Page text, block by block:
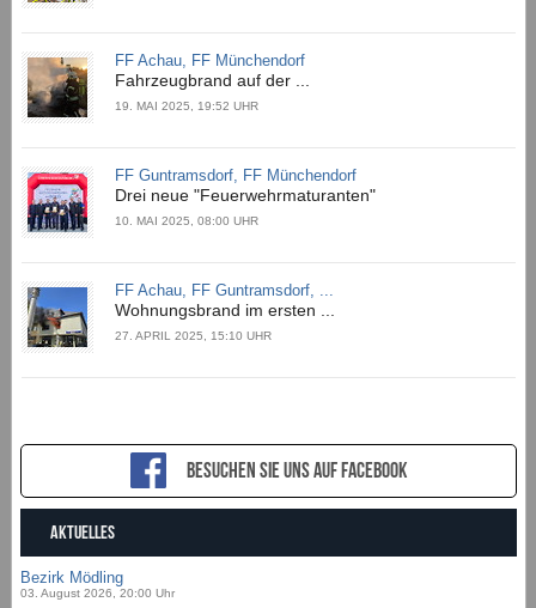
FF Achau, FF Münchendorf
Fahrzeugbrand auf der ...
19. MAI 2025, 19:52 UHR
FF Guntramsdorf, FF Münchendorf
Drei neue "Feuerwehrmaturanten"
10. MAI 2025, 08:00 UHR
FF Achau, FF Guntramsdorf, ...
Wohnungsbrand im ersten ...
27. APRIL 2025, 15:10 UHR
Besuchen sie uns auf Facebook
AKTUELLES
Bezirk Mödling
03. August 2026, 20:00 Uhr